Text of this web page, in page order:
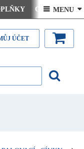
Ceny doručení
- návody Kontakt
 MENU 
ÚČET